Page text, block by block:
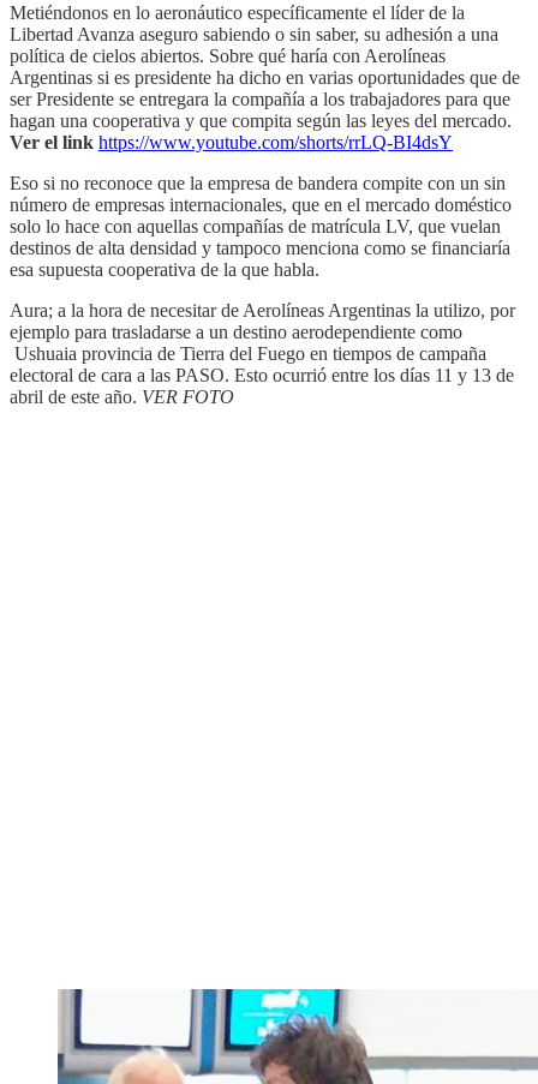
Metiéndonos en lo aeronáutico específicamente el líder de la
Libertad Avanza aseguro sabiendo o sin saber, su adhesión a una
política de cielos abiertos. Sobre qué haría con Aerolíneas
Argentinas si es presidente ha dicho en varias oportunidades que de
ser Presidente se entregara la compañía a los trabajadores para que
hagan una cooperativa y que compita según las leyes del mercado.
Ver el link https://www.youtube.com/shorts/rrLQ-BI4dsY
Eso si no reconoce que la empresa de bandera compite con un sin
número de empresas internacionales, que en el mercado doméstico
solo lo hace con aquellas compañías de matrícula LV, que vuelan
destinos de alta densidad y tampoco menciona como se financiaría
esa supuesta cooperativa de la que habla.
Aura; a la hora de necesitar de Aerolíneas Argentinas la utilizo, por
ejemplo para trasladarse a un destino aerodependiente como
Ushuaia provincia de Tierra del Fuego en tiempos de campaña
electoral de cara a las PASO. Esto ocurrió entre los días 11 y 13 de
abril de este año. VER FOTO